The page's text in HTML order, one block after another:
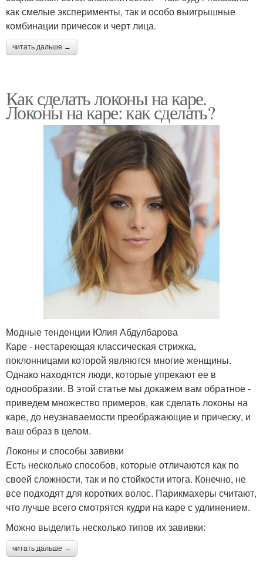
как смелые эксперименты, так и особо выигрышные
комбинации причесок и черт лица.
читать дальше →
Как сделать локоны на каре.
Локоны на каре: как сделать?
Модные тенденции Юлия Абдулбарова
Каре - нестареющая классическая стрижка,
поклонницами которой являются многие женщины.
Однако находятся люди, которые упрекают ее в
однообразии. В этой статье мы докажем вам обратное -
приведем множество примеров, как сделать локоны на
каре, до неузнаваемости преображающие и прическу, и
ваш образ в целом.
Локоны и способы завивки
Есть несколько способов, которые отличаются как по
своей сложности, так и по стойкости итога. Конечно, не
все подходят для коротких волос. Парикмахеры считают,
что лучше всего смотрятся кудри на каре с удлинением.
Можно выделить несколько типов их завивки:
читать дальше →